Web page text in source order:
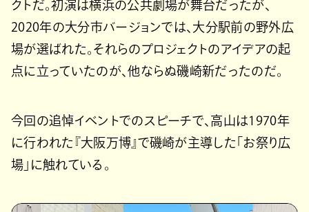
クトだ。初演は横浜の公共劇場が舞台だったが、
2020年の大分市バージョンでは、大分駅前の野外広
場が選ばれた。それらのプロジェクトのアイデアの起
点に立っていたのが、他ならぬ磯崎新だったのだ。
今回の追悼イベントでのスピーチで、高山は1970年
に行われた『大阪万博』で磯崎が主導した「お祭り広
場」に触れている。